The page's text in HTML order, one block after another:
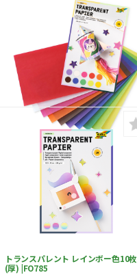
トランスパレント レインボー色10枚
(厚) |FO785